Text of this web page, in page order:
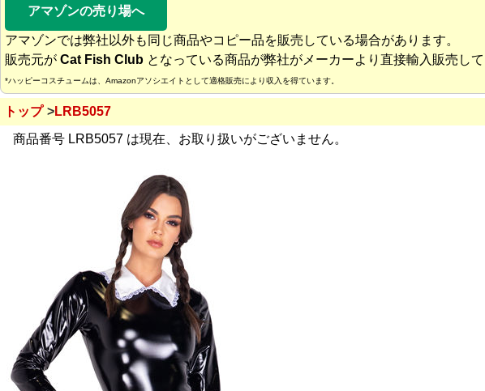
アマゾンの売り場へ
アマゾンでは弊社以外も同じ商品やコピー品を販売している場合があります。
販売元が Cat Fish Club となっている商品が弊社がメーカーより直接輸入販売して
*ハッピーコスチュームは、Amazonアソシエイトとして適格販売により収入を得ています。
トップ
LRB5057
商品番号 LRB5057 は現在、お取り扱いがございません。